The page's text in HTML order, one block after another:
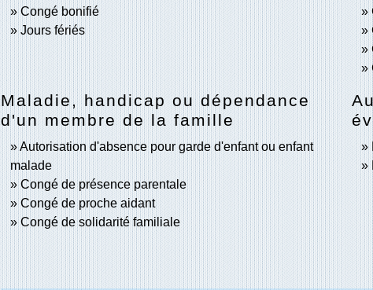
Congé bonifié
Jours fériés
Maladie, handicap ou dépendance
d'un membre de la famille
Autorisation d'absence pour garde d'enfant ou enfant
malade
Congé de présence parentale
Congé de proche aidant
Congé de solidarité familiale